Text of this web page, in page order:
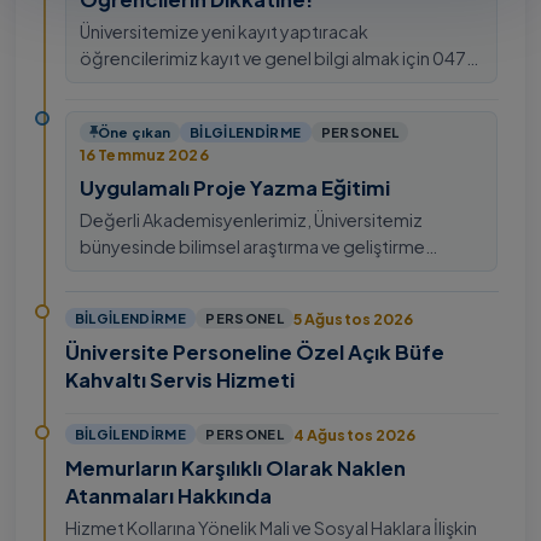
Üniversitemize yeni kayıt yaptıracak
öğrencilerimiz kayıt ve genel bilgi almak için 0478
Öne çıkan BILGILENDIRME PERSONEL
16 Temmuz 2026
Uygulamalı Proje Yazma Eğitimi
Değerli Akademisyenlerimiz, Üniversitemiz
bünyesinde bilimsel araştırma ve geliştirme
BILGILENDIRME PERSONEL 5 Ağustos 2026
Üniversite Personeline Özel Açık Büfe
Kahvaltı Servis Hizmeti
BILGILENDIRME PERSONEL 4 Ağustos 2026
Memurların Karşılıklı Olarak Naklen
Atanmaları Hakkında
Hizmet Kollarına Yönelik Mali ve Sosyal Haklara İlişkin